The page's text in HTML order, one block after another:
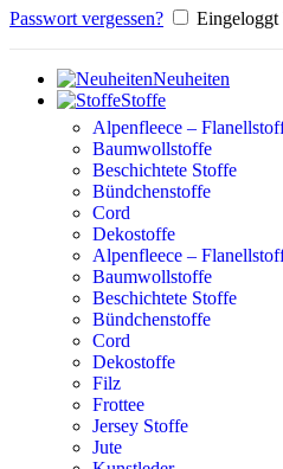
Passwort vergessen? Eingeloggt
Neuheiten
Stoffe
Alpenfleece –
Baumwollstoffe
Beschichtete Stoffe
Bündchenstoffe
Cord
Dekostoffe
Alpenfleece –
Baumwollstoffe
Beschichtete Stoffe
Bündchenstoffe
Cord
Dekostoffe
Filz
Frottee
Jersey Stoffe
Jute